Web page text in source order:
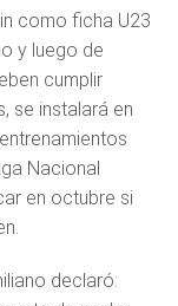
como ficha U23
y luego de
cumplir
se instalará en
Nacional
en octubre si
declaró: